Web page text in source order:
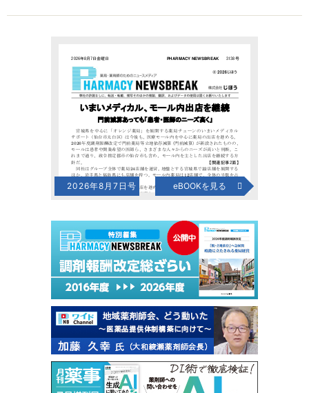
2026年8月7日号 eBOOKを見る